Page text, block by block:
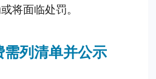
将面临处罚。
列清单并公示